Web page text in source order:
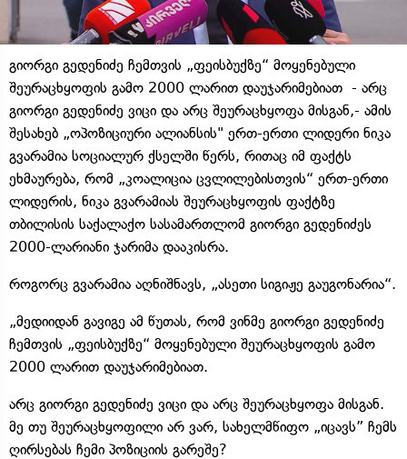
გიორგი გედენიძე ჩემთვის „ფეისბუქზე“ მოყენებული
შეურაცხყოფის გამო 2000 ლარით დაუჯარიმებიათ - არც
გიორგი გედენიძე ვიცი და არც შეურაცხყოფა მისგან,- ამის
შესახებ „ოპოზიციური ალიანსის" ერთ-ერთი ლიდერი ნიკა
გვარამია სოციალურ ქსელში წერს, რითაც იმ ფაქტს
ეხმაურება, რომ „კოალიცია ცვლილებისთვის“ ერთ-ერთი
ლიდერის, ნიკა გვარამიას შეურაცხყოფის ფაქტზე
თბილისის საქალაქო სასამართლომ გიორგი გედენიძეს
2000-ლარიანი ჯარიმა დააკისრა.
როგორც გვარამია აღნიშნავს, „ასეთი სიგიჟე გაუგონარია“.
„მედიიდან გავიგე ამ წუთას, რომ ვინმე გიორგი გედენიძე
ჩემთვის „ფეისბუქზე“ მოყენებული შეურაცხყოფის გამო
2000 ლარით დაუჯარიმებიათ.
არც გიორგი გედენიძე ვიცი და არც შეურაცხყოფა მისგან.
მე თუ შეურაცხყოფილი არ ვარ, სახელმწიფო „იცავს” ჩემს
ღირსებას ჩემი პოზიციის გარეშე?